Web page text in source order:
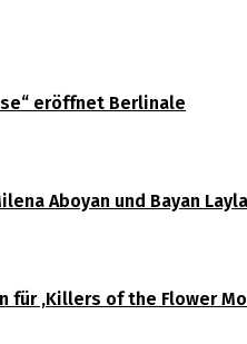
eröffnet Berlinale
Aboyan und Bayan Layla
für ‚Killers of the Flower